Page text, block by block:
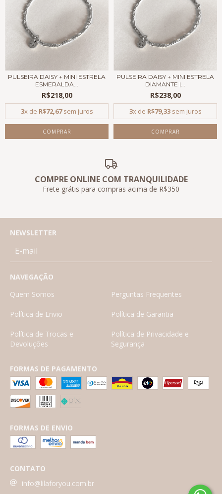
PULSEIRA DAISY + MINI ESTRELA
ESMERALDA...
R$218,00
3x de R$72,67sem juros
PULSEIRA DAISY + MINI ESTRELA
DIAMANTE |...
R$238,00
3x de R$79,33sem juros
COMPRE ONLINE COM TRANQUILIDADE
Frete grátis para compras acima de R$350
NEWSLETTER
NAVEGAÇÃO
Quem Somos
Perguntas Frequentes
Política de Envio Política de Garantia
Política de Trocas e
Devoluções
Política de Privacidade e
Segurança
FORMAS DE PAGAMENTO
FORMAS DE ENVIO
CONTATO
info@lilaforyou.com.br